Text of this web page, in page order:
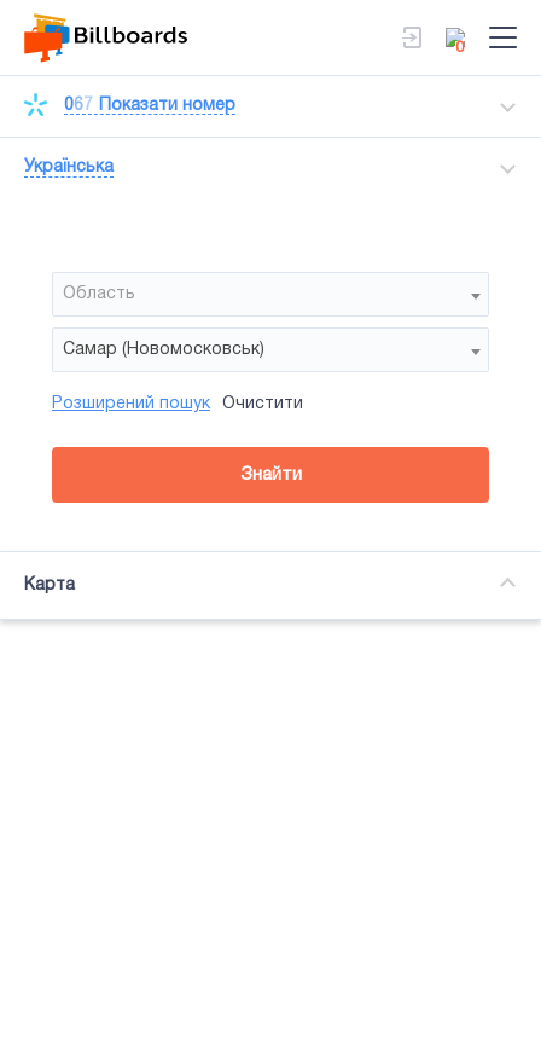
0
067 Показати номер
Українська
Область
Самар (Новомосковськ)
Район
Сторона
Усi
Підсвітка
Розширений пошук Очистити
Знайти
Карта